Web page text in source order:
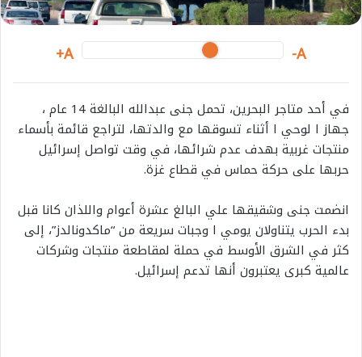
A-
A+
في أحد متاجر البحرين، تحمل جنى عبدالله البالغة 14 عام ،
جهاز ا لوحي ا أثناء تسوقها مع والدتها، لتراجع قائمة بأسماء
منتجات غربية بهدف عدم شرائها، في وقت تواصل إسرائيل
حربها على حركة حماس في قطاع غزة.
انضمت جنى وشقيقها علي البالغ عشرة أعوام واللذان كانا قبل
بدء الحرب يتناولان يومي ا وجبات سريعة من “ماكدونالدز”، إلى
كثر في الشرق الأوسط في حملة لمقاطعة منتجات وشركات
عالمية كبرى يعتبرون أنها تدعم إسرائيل.